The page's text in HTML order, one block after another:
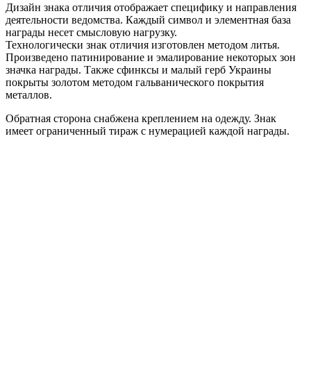
Дизайн знака отличия отображает специфику и направления
деятельности ведомства. Каждый символ и элементная база
награды несет смысловую нагрузку.
Технологически знак отличия изготовлен методом литья.
Произведено патинирование и эмалирование некоторых зон
значка награды. Также сфинксы и малый герб Украины
покрыты золотом методом гальванического покрытия
металлов.
Обратная сторона снабжена креплением на одежду. Знак
имеет ограниченный тираж с нумерацией каждой награды.